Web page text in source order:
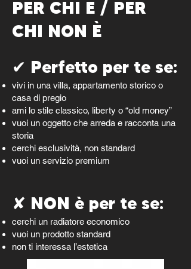
PER CHI È / PER
CHI NON È
✔ Perfetto per te se:
vivi in una villa, appartamento storico o
casa di pregio
ami lo stile classico, liberty o “old money”
vuoi un oggetto che arreda e racconta una
storia
cerchi esclusività, non standard
vuoi un servizio premium
✘ NON è per te se:
cerchi un radiatore economico
vuoi un prodotto standard
non ti interessa l’estetica